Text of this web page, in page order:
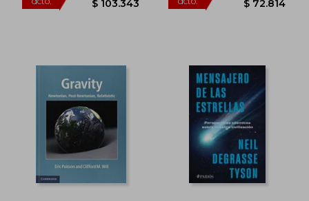
50% $ 206.686 50%